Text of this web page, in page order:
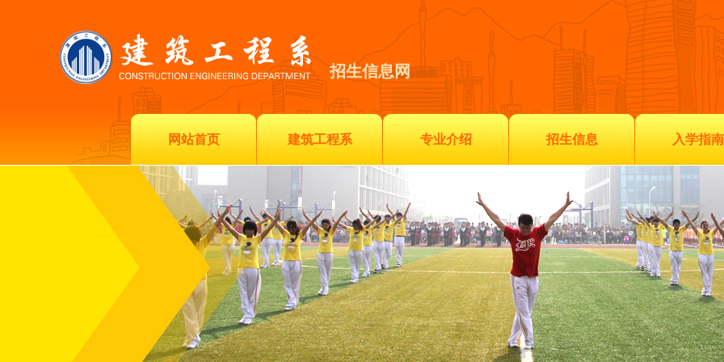
招生信息网
网站首页 建筑工程系 专业介绍 招生信息 入学指南